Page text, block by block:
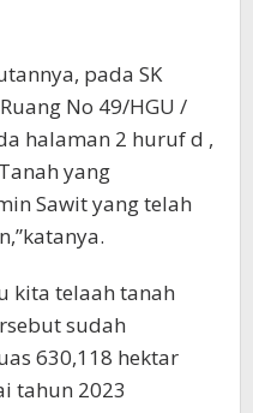
pada SK
No 49/HGU /
halaman 2 huruf d ,
yang
Sawit yang telah
kita telaah tanah
sudah
630,118 hektar
tahun 2023